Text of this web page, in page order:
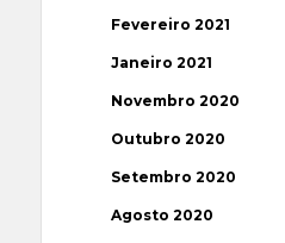
Fevereiro 2021
Janeiro 2021
Novembro 2020
Outubro 2020
Setembro 2020
Agosto 2020